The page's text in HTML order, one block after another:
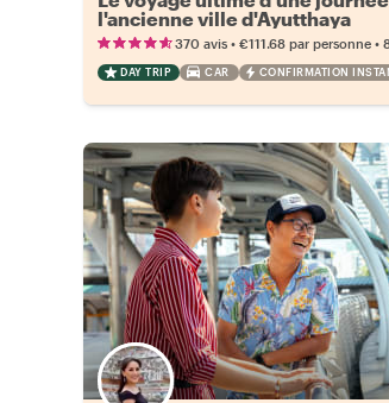
l'ancienne ville d'Ayutthaya
370 avis • €111.68 par personne •
DAY TRIP CAR CONFIRMATION
Choisissez votre local favori